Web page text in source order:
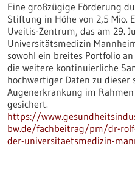
Eine großzügige Förderung
Stiftung in Höhe von 2,5 Mio.
Uveitis-Zentrum, das am 29.
Universitätsmedizin
sowohl ein breites Portfolio
die weitere kontinuierliche
hochwertiger Daten zu dieser
Augenerkrankung im
gesichert.
https://
bw.de/fachbeitrag/pm/dr-
der-universitaetsmedizin-